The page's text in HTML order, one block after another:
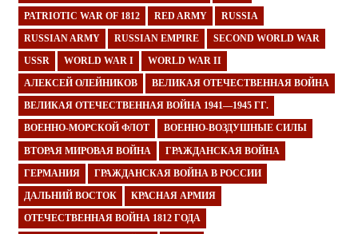
PATRIOTIC WAR OF 1812 RED ARMY RUSSIA
RUSSIAN ARMY RUSSIAN EMPIRE SECOND WORLD WAR
USSR WORLD WAR I WORLD WAR II
АЛЕКСЕЙ ОЛЕЙНИКОВ ВЕЛИКАЯ ОТЕЧЕСТВЕННАЯ ВОЙНА
ВЕЛИКАЯ ОТЕЧЕСТВЕННАЯ ВОЙНА 1941—1945 ГГ.
ВОЕННО-МОРСКОЙ ФЛОТ ВОЕННО-ВОЗДУШНЫЕ СИЛЫ
ВТОРАЯ МИРОВАЯ ВОЙНА ГРАЖДАНСКАЯ ВОЙНА
ГЕРМАНИЯ ГРАЖДАНСКАЯ ВОЙНА В РОССИИ
ДАЛЬНИЙ ВОСТОК КРАСНАЯ АРМИЯ
ОТЕЧЕСТВЕННАЯ ВОЙНА 1812 ГОДА